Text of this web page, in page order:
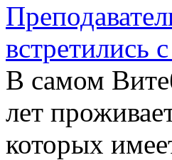
В самом
лет
которых